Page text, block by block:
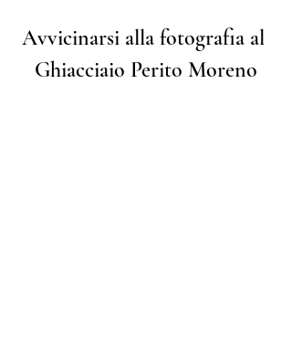
Avvicinarsi alla fotografia al
Ghiacciaio Perito Moreno